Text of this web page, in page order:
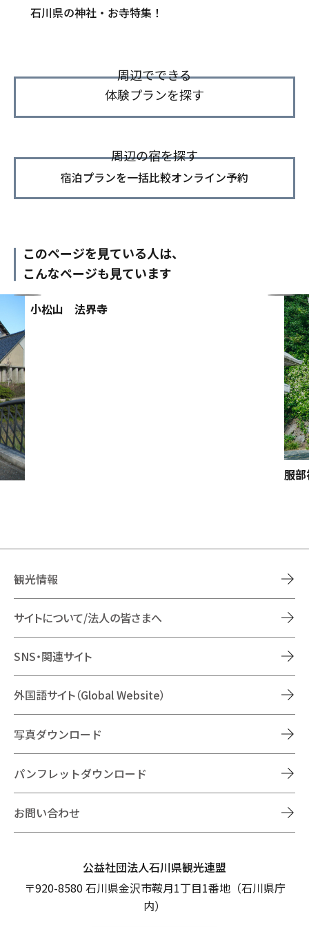
石川県の神社・お寺特集！
周辺でできる
体験プランを探す
周辺の宿を探す
宿泊プランを一括比較オンライン予約
このページを見ている人は、
こんなページも見ています
小松山 法界寺
服
観光情報
サイトについて/法人の皆さまへ
SNS・関連サイト
外国語サイト（Global Website）
写真ダウンロード
パンフレットダウンロード
お問い合わせ
公益社団法人石川県観光連盟
〒920-8580 石川県金沢市鞍月1丁目1番地（石川県庁
内）